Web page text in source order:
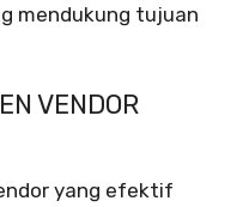
mendukung tujuan
VENDOR
yang efektif